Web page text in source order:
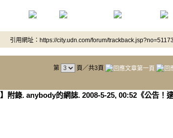
引用網址：https://city.udn.com/forum/
第 頁／共3頁
】附錄. anybody的網誌. 2008-5-25, 00:52《公告！